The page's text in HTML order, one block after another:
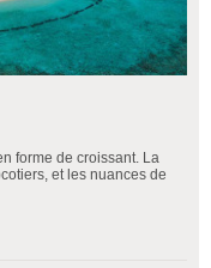
forme de croissant. La
et les nuances de